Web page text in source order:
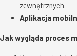
zewnętrznych.
Aplikacja
Jak wygląda proces